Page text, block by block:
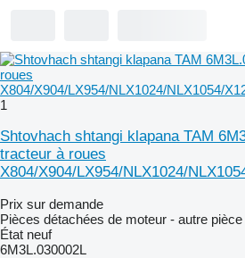
1
Shtovhach shtangi klapana TAM
tracteur à roues
X804/X904/LX954/NLX1024/
Prix sur demande
Pièces détachées de moteur - autre
État neuf
6M3L.030002L